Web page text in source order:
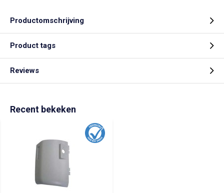
Productomschrijving
Product tags
Reviews
Recent bekeken